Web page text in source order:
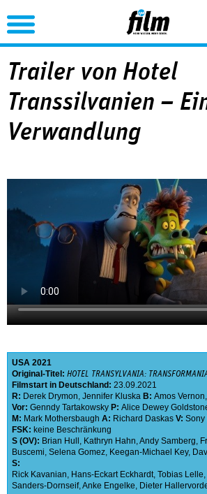
Jump to Navigation
Trailer von Hotel
Transsilvanien –
Verwandlung
USA 2021
Original-Titel: HOTEL TRANSYLVANIA:
Filmstart in Deutschland: 23.09.2021
R: Derek Drymon, Jennifer Kluska B: Amos Vernon,
Vor: Genndy Tartakowsky P: Alice Dewey
M: Mark Mothersbaugh A: Richard Daskas V: Sony
FSK: keine Beschränkung
S (OV): Brian Hull , Kathryn Hahn,Andy Samberg,
Buscemi, Selena Gomez, Keegan-Michael Key,
S:
Rick Kavanian, Hans-Eckart Eckhardt, Tobias Lelle,
Sanders-Dornseif,Anke Engelke, Dieter